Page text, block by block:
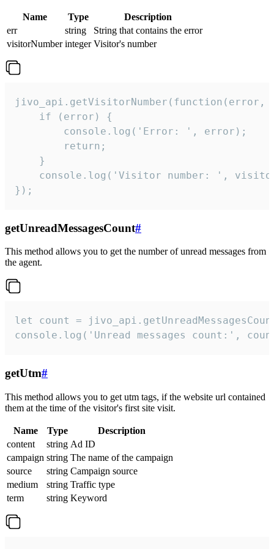
Name Type
Description
err
string
String that contains the error
visitorNumber integer Visitor's number
jivo_api.getVisitorNumber(function(error,
    if (error) {
        console.log('Error: ', error);
        return;
    }
console.log('Visitor number: ',
});
getUnreadMessagesCount#
This method allows you to get the number of unread messages from
the agent.
let count =
console.log('Unread messages count:',
getUtm#
This method allows you to get utm tags, if the website url contained
them at the time of the visitor's first site visit.
Name Type
Description
content
string Ad ID
campaign string The name of the campaign
source
string Campaign source
medium
string Traffic type
term
string Keyword